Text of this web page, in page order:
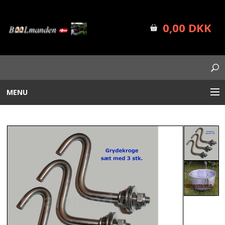
0,00 DKK
MENU
PLANTEKASSER
SHOP INFO
NYHEDER